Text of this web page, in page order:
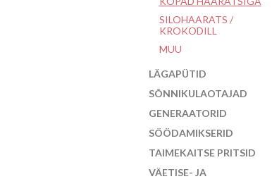
SILOHAARATS /
KROKODILL
MUU
LÄGAPÜTID
SÕNNIKULAOTAJAD
GENERAATORID
SÖÖDAMIKSERID
TAIMEKAITSE PRITSID
VÄETISE- JA